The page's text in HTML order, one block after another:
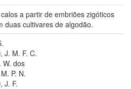
a partir de embriões zigóticos
duas cultivares de algodão.
J. M. F. C.
W. dos
P. N.
J. F.